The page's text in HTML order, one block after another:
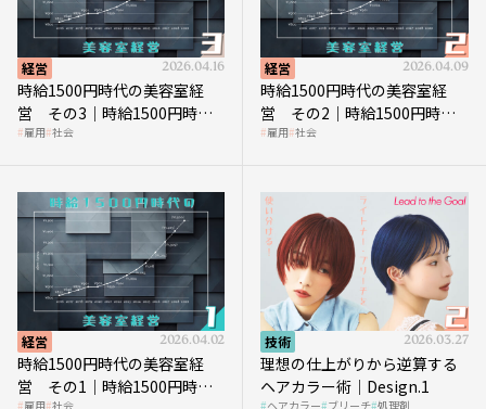
経営 2026.04.16
時給1500円時代の美容室経
営 その3｜時給1500円時
代、美容業はどのような影響
雇用 社会
経営 2026.04.09
時給1500円時代の美容室経
営 その2｜時給1500円時代
に支払う給与はいくらなのか
雇用 社会
経営 2026.04.02
時給1500円時代の美容室経
営 その1｜時給1500円時代
雇用 社会
技術 2026.03.27
理想の仕上がりから逆算する
ヘアカラー術｜Design.1
ヘアカラー ブリーチ 処理剤